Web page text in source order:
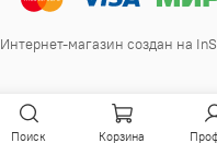
Интернет-магазин создан на
Поиск Корзина